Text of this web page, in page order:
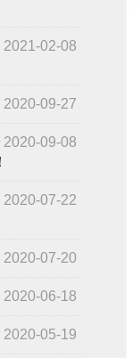
2021-02-08
2020-09-27
2020-09-08
2020-07-22
2020-07-20
2020-06-18
2020-05-19